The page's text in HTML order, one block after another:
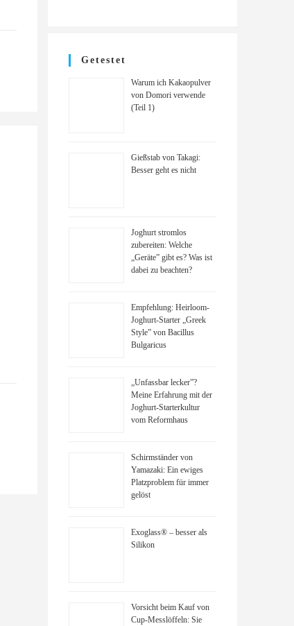
Getestet
Warum ich Kakaopulver
von Domori verwende
(Teil 1)
Gießstab von Takagi:
Besser geht es nicht
Joghurt stromlos
zubereiten: Welche
„Geräte” gibt es? Was ist
dabei zu beachten?
Empfehlung: Heirloom-
Joghurt-Starter „Greek
Style” von Bacillus
Bulgaricus
„Unfassbar lecker”?
Meine Erfahrung mit der
Joghurt-Starterkultur
vom Reformhaus
Schirmständer von
Yamazaki: Ein ewiges
Platzproblem für immer
gelöst
Exoglass® – besser als
Silikon
Vorsicht beim Kauf von
Cup-Messlöffeln: Sie